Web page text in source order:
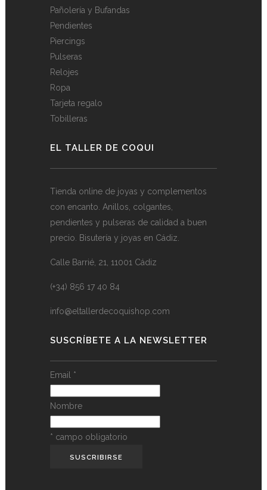
Pañolería y Bufandas
Pendientes
Piercings
Pulseras
Relojes
Ropa
Tarjeta regalo
Tobilleras
EL TALLER DE COQUI
Tienda online de joyas y complementos
con encanto. Anillos, colgantes,
pendientes y pulseras de calidad a buen
precio. Bisutería y joyas en Cádiz.
Calle Barrié, 21, 11001 Cádiz
(+34) 856 17 40 84
info@eltallerdecoquishop.com
SUSCRÍBETE A LA NEWSLETTER
Email *
Nombre
* campo obligatorio